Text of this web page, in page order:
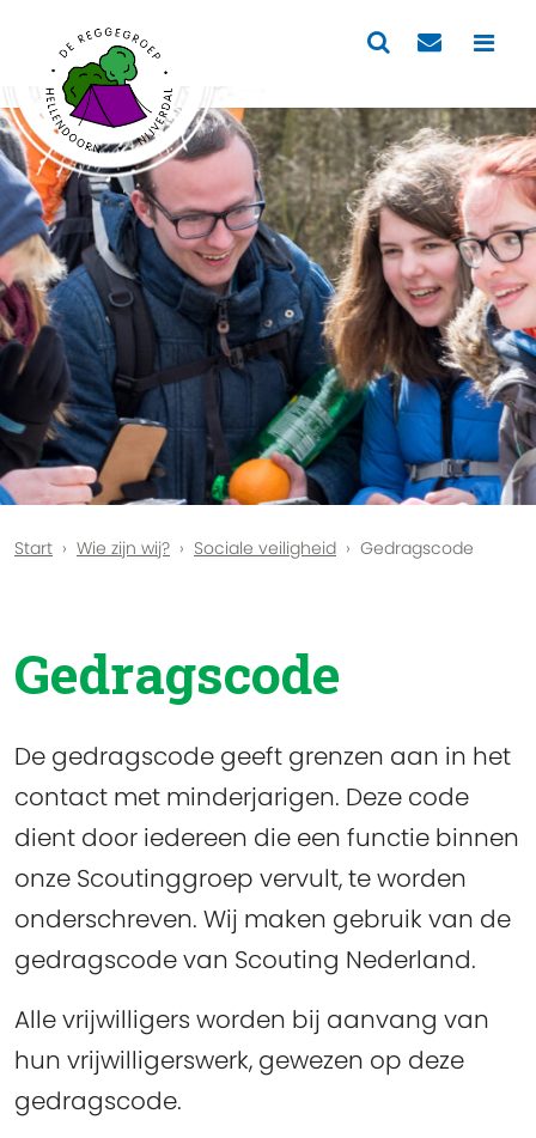
Start Wie zijn wij? Sociale veiligheid Gedragscode
Gedragscode
De gedragscode geeft grenzen aan in het
contact met minderjarigen. Deze code
dient door iedereen die een functie binnen
onze Scoutinggroep vervult, te worden
onderschreven. Wij maken gebruik van de
gedragscode van Scouting Nederland.
Alle vrijwilligers worden bij aanvang van
hun vrijwilligerswerk, gewezen op deze
gedragscode.